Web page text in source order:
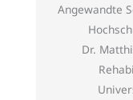
Angewandte
Dr.